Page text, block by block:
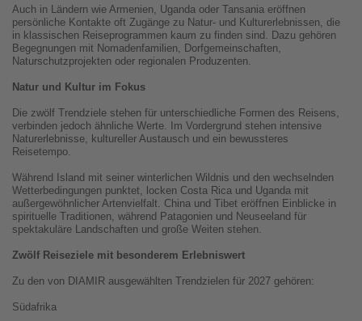
Auch in Ländern wie Armenien, Uganda oder Tansania eröffnen
persönliche Kontakte oft Zugänge zu Natur- und Kulturerlebnissen, die
in klassischen Reiseprogrammen kaum zu finden sind. Dazu gehören
Begegnungen mit Nomadenfamilien, Dorfgemeinschaften,
Naturschutzprojekten oder regionalen Produzenten.
Natur und Kultur im Fokus
Die zwölf Trendziele stehen für unterschiedliche Formen des Reisens,
verbinden jedoch ähnliche Werte. Im Vordergrund stehen intensive
Naturerlebnisse, kultureller Austausch und ein bewussteres
Reisetempo.
Während Island mit seiner winterlichen Wildnis und den wechselnden
Wetterbedingungen punktet, locken Costa Rica und Uganda mit
außergewöhnlicher Artenvielfalt. China und Tibet eröffnen Einblicke in
spirituelle Traditionen, während Patagonien und Neuseeland für
spektakuläre Landschaften und große Weiten stehen.
Zwölf Reiseziele mit besonderem Erlebniswert
Zu den von DIAMIR ausgewählten Trendzielen für 2027 gehören:
Südafrika